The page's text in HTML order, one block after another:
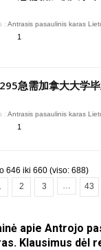
: Antrasis pasaulinis karas
1
急需加拿大大学
: Antrasis pasaulinis karas
1
646 iki 660 (viso: 688)
2 3 … 43
apie Antrojo
Klausimus dėl